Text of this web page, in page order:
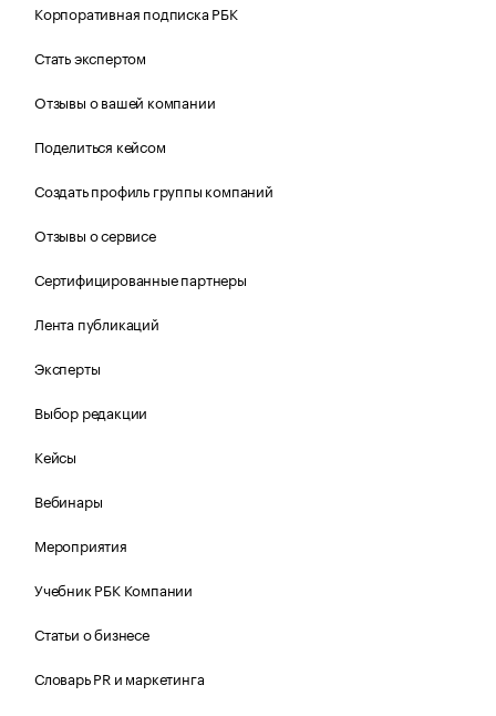
Корпоративная подписка РБК
Стать экспертом
Отзывы о вашей компании
Поделиться кейсом
Создать профиль группы компаний
Отзывы о сервисе
Сертифицированные партнеры
Лента публикаций
Эксперты
Выбор редакции
Кейсы
Вебинары
Мероприятия
Учебник РБК Компании
Статьи о бизнесе
Словарь PR и маркетинга